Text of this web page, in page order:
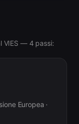
VIES — 4 passi:
Europea ·